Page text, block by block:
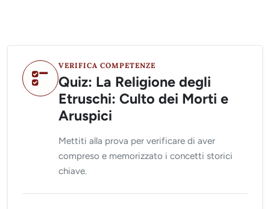
VERIFICA COMPETENZE
Quiz: La Religione degli
Etruschi: Culto dei Morti e
Aruspici
Mettiti alla prova per verificare di aver
compreso e memorizzato i concetti storici
chiave.